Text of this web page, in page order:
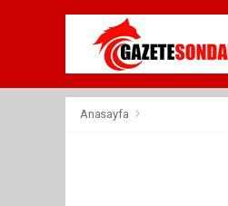
Anasayfa